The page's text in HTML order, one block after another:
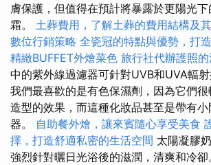
膚保護，但值得在預計將暴露於更陽光
霜。 土葬費用，了解土葬的費用結構及
數位行銷策略 全瓷冠的特點與優勢，打
精緻BUFFET外燴菜色 旅行社代辦護照
中的紫外線過濾器可針對UVB和UVA輻射
我們最喜歡的是有色保濕劑，因為它們很
造型的效果，而這種化妝品甚至是帶有
器。 自助餐外燴，讓來賓隨心享受美食
擇，打造舒適私密的生活空間 太陽凝膠
強烈針對曬日光浴後的滋潤，清爽和冷卻